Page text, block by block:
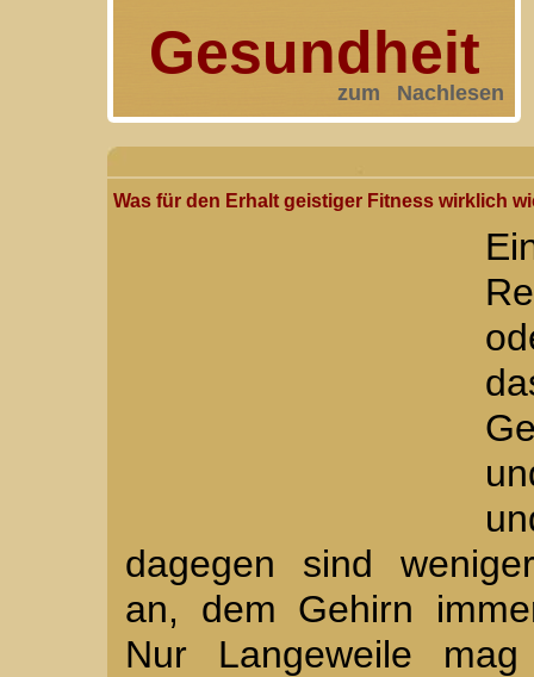
Gesundheit
zum Nachlesen
Was für den Erhalt geistiger Fitness wirklich
dagegen sind
an, dem Gehirn
Nur Langeweile